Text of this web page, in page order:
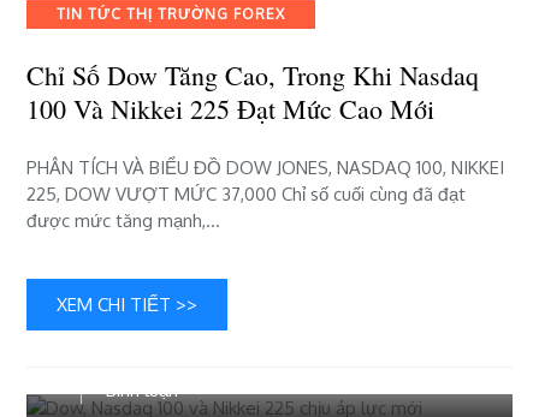
khi
100
và
Nikkei
đạt
mức
cao
TIN TỨC THỊ TRƯỜNG FOREX
Chỉ Số Dow Tăng Cao, Trong Khi Nasdaq
100 Và Nikkei 225 Đạt Mức Cao Mới
PHÂN TÍCH VÀ BIỂU ĐỒ DOW JONES, NASDAQ 100, NIKKEI
225, DOW VƯỢT MỨC 37,000 ​Chỉ số cuối cùng đã đạt
được mức tăng mạnh,…
XEM CHI TIẾT >>
Bình luậnbài